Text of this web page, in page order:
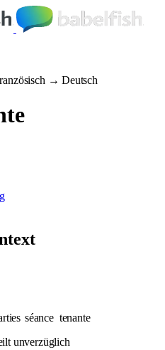
→ Deutsch
séance tenante
unverzüglich